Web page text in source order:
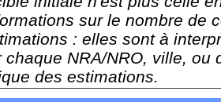
sur le nombre de
: elles sont à
chaque NRA/NRO, ville,
des estimations.